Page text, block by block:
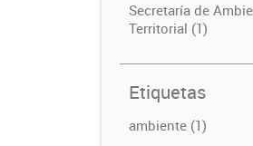
Secretaría de
Territorial (1)
Etiquetas
ambiente (1)